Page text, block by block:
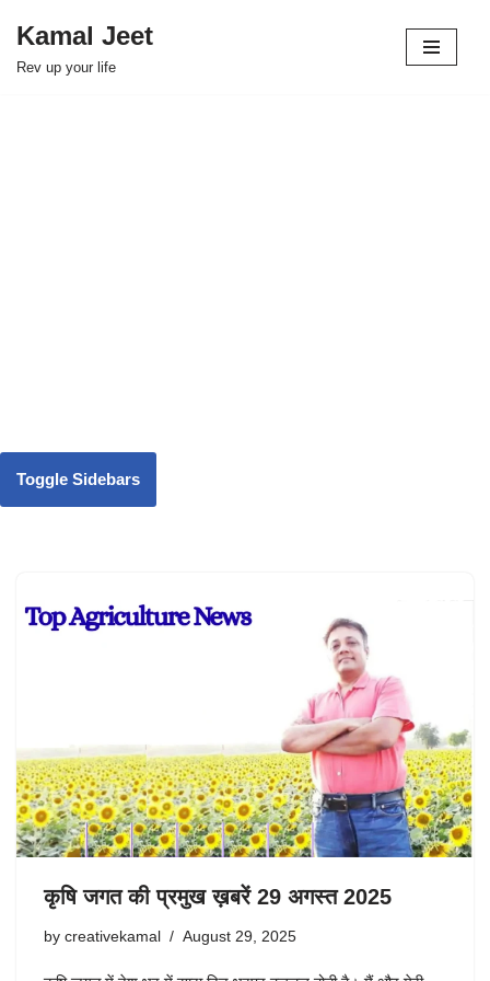
Skip
Kamal Jeet
Rev up your life
Toggle Sidebars
कृषि जगत की प्रमुख ख़बरें 29 अगस्त 2025
by creativekamal August 29, 2025